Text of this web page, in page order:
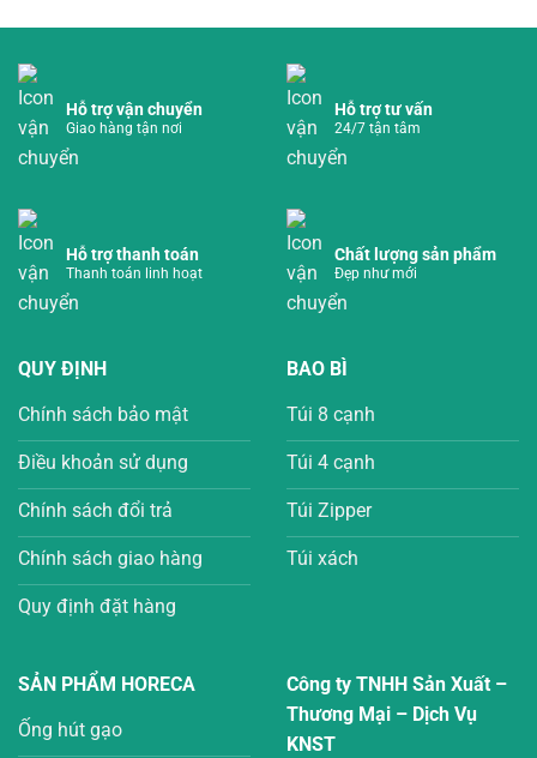
Hỗ trợ vận chuyển
Giao hàng tận nơi
Hỗ trợ tư vấn
24/7 tận tâm
Hỗ trợ thanh toán
Thanh toán linh hoạt
Chất lượng sản phẩm
Đẹp như mới
QUY ĐỊNH
Chính sách bảo mật
Điều khoản sử dụng
Chính sách đổi trả
Chính sách giao hàng
Quy định đặt hàng
BAO BÌ
Túi 8 cạnh
Túi 4 cạnh
Túi Zipper
Túi xách
SẢN PHẨM HORECA
Ống hút gạo
Công ty TNHH Sản Xuất –
Thương Mại – Dịch Vụ
KNST